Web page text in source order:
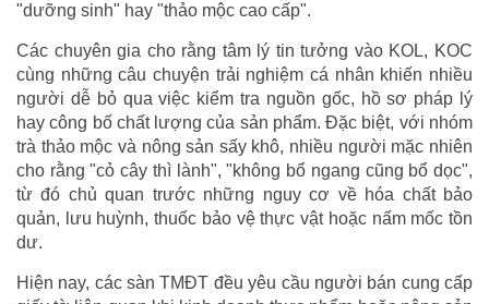
"dưỡng sinh" hay "thảo mộc cao cấp".
Các chuyên gia cho rằng tâm lý tin tưởng vào KOL, KOC
cùng những câu chuyện trải nghiệm cá nhân khiến nhiều
người dễ bỏ qua việc kiểm tra nguồn gốc, hồ sơ pháp lý
hay công bố chất lượng của sản phẩm. Đặc biệt, với nhóm
trà thảo mộc và nông sản sấy khô, nhiều người mặc nhiên
cho rằng "cỏ cây thì lành", "không bổ ngang cũng bổ dọc",
từ đó chủ quan trước những nguy cơ về hóa chất bảo
quản, lưu huỳnh, thuốc bảo vệ thực vật hoặc nấm mốc tồn
dư.
Hiện nay, các sàn TMĐT đều yêu cầu người bán cung cấp